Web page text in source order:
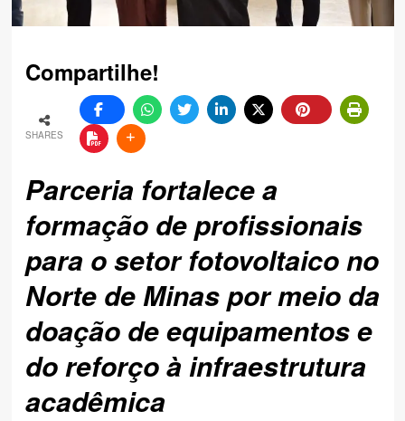
Compartilhe!
SHARES
Parceria fortalece a
formação de profissionais
para o setor fotovoltaico no
Norte de Minas por meio da
doação de equipamentos e
do reforço à infraestrutura
acadêmica